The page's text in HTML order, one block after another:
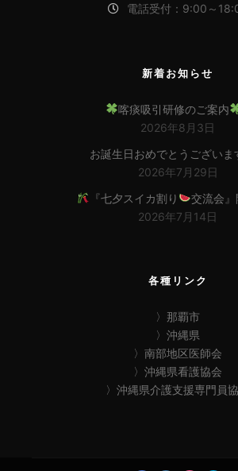
電話受付：9:00～
新着お知らせ
喀痰吸引研修のご案内
2026年8月3日
お誕生日おめでとうございま
2026年7月29日
『七夕スイカ割り
交流会』
2026年7月14日
各種リンク
〉那覇市
〉沖縄県
〉南部地区医師会
〉沖縄県看護協会
〉沖縄県介護支援専門員